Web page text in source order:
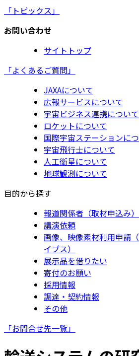
「トピックス」
お問い合わせ
サイトトップ
「よくあるご質問」
JAXAについて
広報サービスについて
宇宙ビジネス連携について
ロケットについて
国際宇宙ステーションに
宇宙飛行士について
人工衛星について
地球観測について
目的から探す
報道関係者（取材申込み）
講演依頼
画像、映像素材利用申請
イブス）
展示品を借りたい
寄付のお願い
採用情報
調達・契約情報
その他
「お問合せ先一覧」